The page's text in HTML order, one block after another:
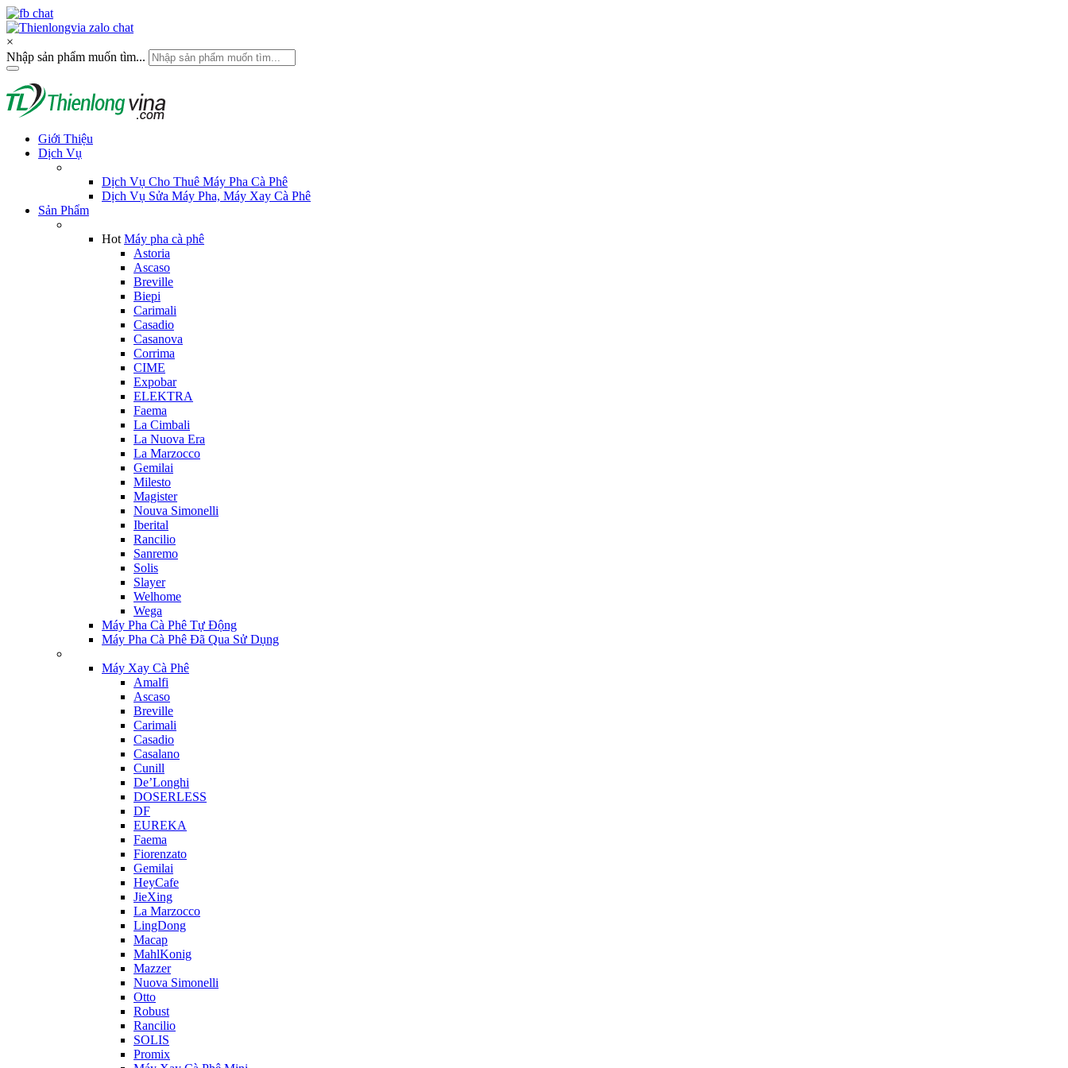
×
Nhập sản phẩm muốn tìm...
Giới Thiệu
Dịch Vụ
Dịch Vụ Cho Thuê Máy Pha Cà Phê
Dịch Vụ Sửa Máy Pha, Máy Xay Cà Phê
Sản Phẩm
Hot Máy pha cà phê
Astoria
Ascaso
Breville
Biepi
Carimali
Casadio
Casanova
Corrima
CIME
Expobar
ELEKTRA
Faema
La Cimbali
La Nuova Era
La Marzocco
Gemilai
Milesto
Magister
Nouva Simonelli
Iberital
Rancilio
Sanremo
Solis
Slayer
Welhome
Wega
Máy Pha Cà Phê Tự Động
Máy Pha Cà Phê Đã Qua Sử Dụng
Máy Xay Cà Phê
Amalfi
Ascaso
Breville
Carimali
Casadio
Casalano
Cunill
De’Longhi
DOSERLESS
DF
EUREKA
Faema
Fiorenzato
Gemilai
HeyCafe
JieXing
La Marzocco
LingDong
Macap
MahlKonig
Mazzer
Nuova Simonelli
Otto
Robust
Rancilio
SOLIS
Promix